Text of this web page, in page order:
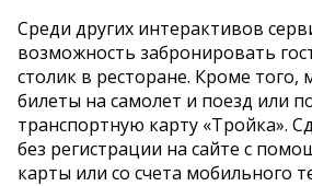
Среди других интерактивов
возможность забронировать
столик в ресторане. Кроме
билеты на самолет и поезд или
транспортную карту «Тройка».
без регистрации на сайте с
карты или со счета мобильного